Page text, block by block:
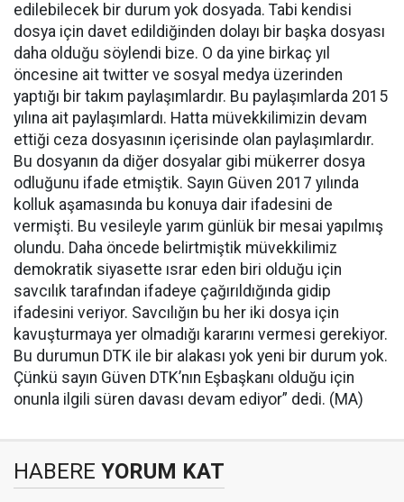
edilebilecek bir durum yok dosyada. Tabi kendisi
dosya için davet edildiğinden dolayı bir başka dosyası
daha olduğu söylendi bize. O da yine birkaç yıl
öncesine ait twitter ve sosyal medya üzerinden
yaptığı bir takım paylaşımlardır. Bu paylaşımlarda 2015
yılına ait paylaşımlardı. Hatta müvekkilimizin devam
ettiği ceza dosyasının içerisinde olan paylaşımlardır.
Bu dosyanın da diğer dosyalar gibi mükerrer dosya
odluğunu ifade etmiştik. Sayın Güven 2017 yılında
kolluk aşamasında bu konuya dair ifadesini de
vermişti. Bu vesileyle yarım günlük bir mesai yapılmış
olundu. Daha öncede belirtmiştik müvekkilimiz
demokratik siyasette ısrar eden biri olduğu için
savcılık tarafından ifadeye çağırıldığında gidip
ifadesini veriyor. Savcılığın bu her iki dosya için
kavuşturmaya yer olmadığı kararını vermesi gerekiyor.
Bu durumun DTK ile bir alakası yok yeni bir durum yok.
Çünkü sayın Güven DTK’nın Eşbaşkanı olduğu için
onunla ilgili süren davası devam ediyor” dedi. (MA)
HABERE YORUM KAT